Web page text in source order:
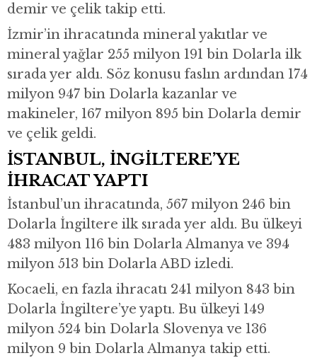
demir ve çelik takip etti.
İzmir’in ihracatında mineral yakıtlar ve
mineral yağlar 255 milyon 191 bin Dolarla ilk
sırada yer aldı. Söz konusu faslın ardından 174
milyon 947 bin Dolarla kazanlar ve
makineler, 167 milyon 895 bin Dolarla demir
ve çelik geldi.
İSTANBUL, İNGİLTERE’YE
İHRACAT YAPTI
İstanbul’un ihracatında, 567 milyon 246 bin
Dolarla İngiltere ilk sırada yer aldı. Bu ülkeyi
483 milyon 116 bin Dolarla Almanya ve 394
milyon 513 bin Dolarla ABD izledi.
Kocaeli, en fazla ihracatı 241 milyon 843 bin
Dolarla İngiltere’ye yaptı. Bu ülkeyi 149
milyon 524 bin Dolarla Slovenya ve 136
milyon 9 bin Dolarla Almanya takip etti.